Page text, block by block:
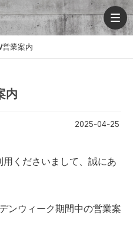
営業案内
内
2025-04-25
くださいまして、誠にあ
ンウィーク期間中の営業案